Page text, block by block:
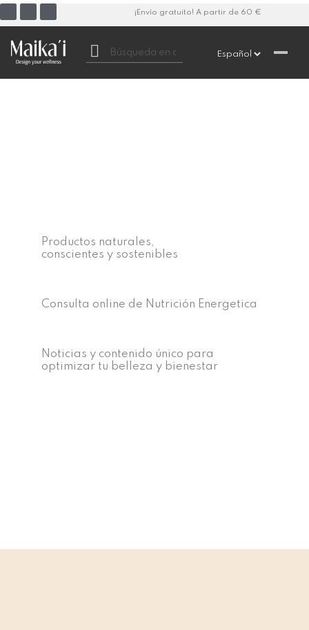
¡Envío gratuito! A partir de 60 €

Productos naturales,
conscientes y sostenibles
Consulta online de Nutrición Energetica
Noticias y contenido único para
optimizar tu belleza y bienestar